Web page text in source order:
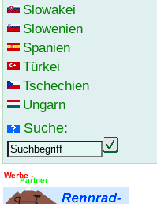
Slowakei
Slowenien
Spanien
Türkei
Tschechien
Ungarn
Suche: